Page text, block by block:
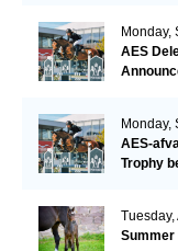
Monday,
AES
Monday,
AES-
Trophy
Tuesday,
Summer